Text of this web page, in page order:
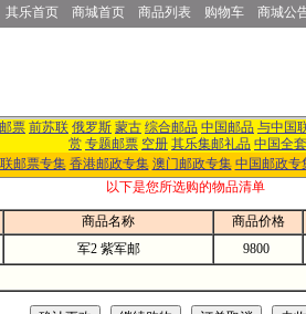
其乐首页 商城首页 商品列表 购物车 商城公
票 前苏联 俄罗斯 蒙古 综合邮品 中国邮品 与中国
赏 专题邮票 空册 其乐集邮礼品 中国全
邮票专集 香港邮政专集 澳门邮政专集 中国邮政专
以下是您所选购的物品清单
商品名称 商品价格
军2 紫军邮 9800